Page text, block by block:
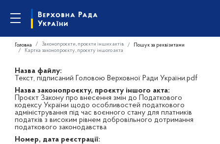
Головна Законопроєкти, проєкти інших актів
Пошук за реквізитами
Картка законопроєкту, проєкту іншого акта
Назва файлу:
Текст, підписаний Головою Верховної Ради України.pdf
Назва законопроєкту, проєкту іншого акта:
Проєкт Закону про внесення змін до Податкового
кодексу України щодо особливостей податкового
адміністрування під час воєнного стану для платників
податків з високим рівнем добровільного дотримання
податкового законодавства
Номер, дата реєстрації: